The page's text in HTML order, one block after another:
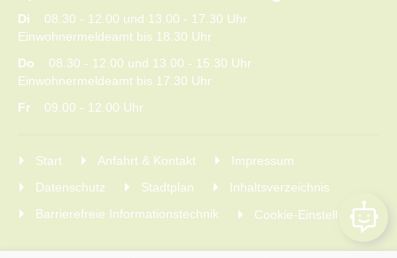
Di 08.30 - 12.00 und 13.00 - 17.30 Uhr
Einwohnermeldeamt bis 18.30 Uhr
Do 08.30 - 12.00 und 13.00 - 15.30 Uhr
Einwohnermeldeamt bis 17.30 Uhr
Fr 09.00 - 12.00 Uhr
Start Anfahrt & Kontakt
Impressum
Datenschutz
Stadtplan
Inhaltsverzeichnis
Barrierefreie Informationstechnik
Cookie-Einstellungen